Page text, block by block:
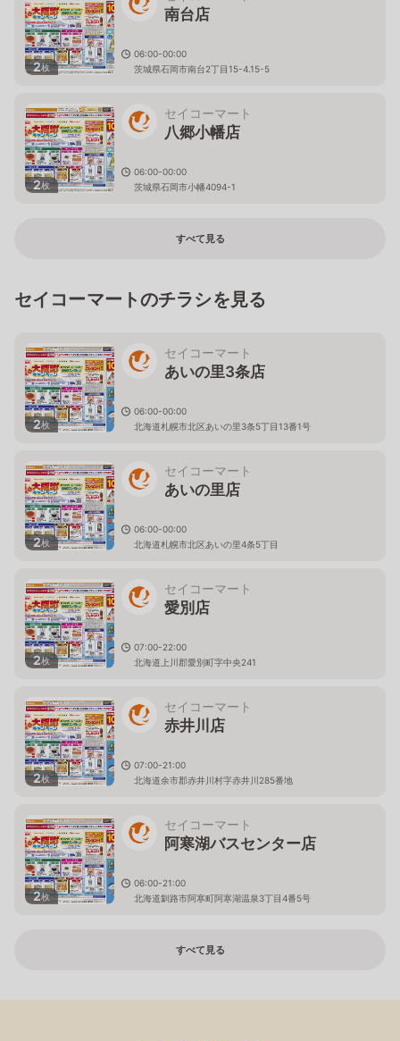
2枚
南台店
06:00-00:00
茨城県石岡市南台2丁目15-4.15-5
2枚
セイコーマート
八郷小幡店
06:00-00:00
茨城県石岡市小幡4094-1
すべて見る
セイコーマートのチラシを見る
2枚
セイコーマート
あいの里3条店
06:00-00:00
北海道札幌市北区あいの里3条5丁目13番1号
2枚
セイコーマート
あいの里店
06:00-00:00
北海道札幌市北区あいの里4条5丁目
2枚
セイコーマート
愛別店
07:00-22:00
北海道上川郡愛別町字中央241
2枚
セイコーマート
赤井川店
07:00-21:00
北海道余市郡赤井川村字赤井川285番地
2枚
セイコーマート
阿寒湖バスセンター店
06:00-21:00
北海道釧路市阿寒町阿寒湖温泉3丁目4番5号
すべて見る